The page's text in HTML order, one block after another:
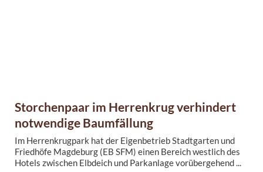
Storchenpaar im Herrenkrug verhindert
notwendige Baumfällung
Im Herrenkrugpark hat der Eigenbetrieb Stadtgarten und
Friedhöfe Magdeburg (EB SFM) einen Bereich westlich des
Hotels zwischen Elbdeich und Parkanlage vorübergehend ...